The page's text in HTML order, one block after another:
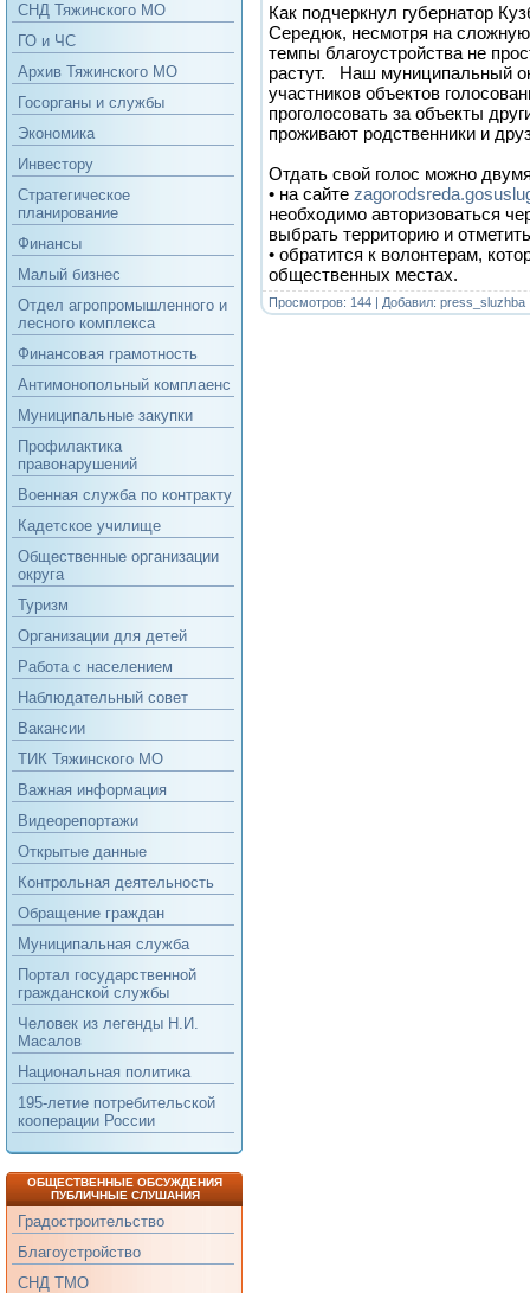
СНД Тяжинского МО
ГО и ЧС
Архив Тяжинского МО
Госорганы и службы
Экономика
Инвестору
Стратегическое
планирование
Финансы
Малый бизнес
Отдел агропромышленного и
лесного комплекса
Финансовая грамотность
Антимонопольный комплаенс
Муниципальные закупки
Профилактика
правонарушений
Военная служба по контракту
Кадетское училище
Общественные организации
округа
Туризм
Организации для детей
Работа с населением
Наблюдательный совет
Вакансии
ТИК Тяжинского МО
Важная информация
Видеорепортажи
Открытые данные
Контрольная деятельность
Обращение граждан
Муниципальная служба
Портал государственной
гражданской службы
Человек из легенды Н.И.
Масалов
Национальная политика
195-летие потребительской
кооперации России
ОБЩЕСТВЕННЫЕ ОБСУЖДЕНИЯ
ПУБЛИЧНЫЕ СЛУШАНИЯ
Градостроительство
Благоустройство
СНД ТМО
Как подчеркнул губернатор
Середюк, несмотря на
темпы благоустройства не
растут. Наш муниципальный
участников объектов
проголосовать за объекты
проживают родственники и
Отдать свой голос можно
• на сайте
необходимо авторизоваться
выбрать территорию и
• обратится к волонтерам,
общественных местах.
Просмотров: 144 | Добавил: press_sluzhba